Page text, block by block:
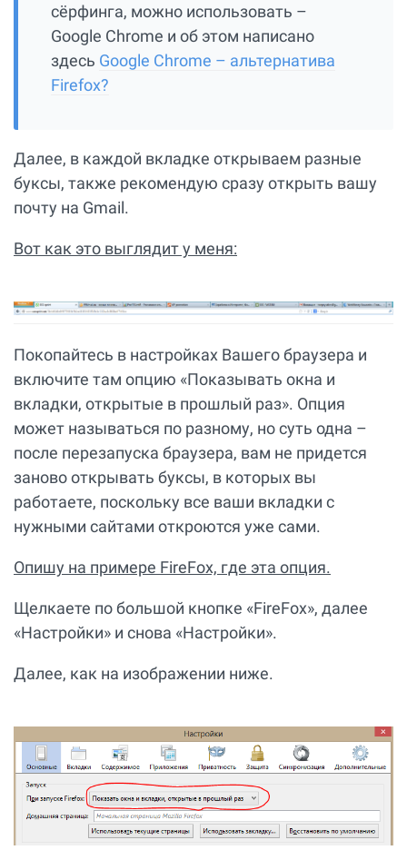
сёрфинга, можно использовать –
Google Chrome и об этом написано
здесь Google Chrome – альтернатива
Firefox?
Далее, в каждой вкладке открываем разные
буксы, также рекомендую сразу открыть вашу
почту на Gmail.
Вот как это выглядит у меня:
Покопайтесь в настройках Вашего браузера и
включите там опцию «Показывать окна и
вкладки, открытые в прошлый раз». Опция
может называться по разному, но суть одна –
после перезапуска браузера, вам не придется
заново открывать буксы, в которых вы
работаете, поскольку все ваши вкладки с
нужными сайтами откроются уже сами.
Опишу на примере FireFox, где эта опция.
Щелкаете по большой кнопке «FireFox», далее
«Настройки» и снова «Настройки».
Далее, как на изображении ниже.